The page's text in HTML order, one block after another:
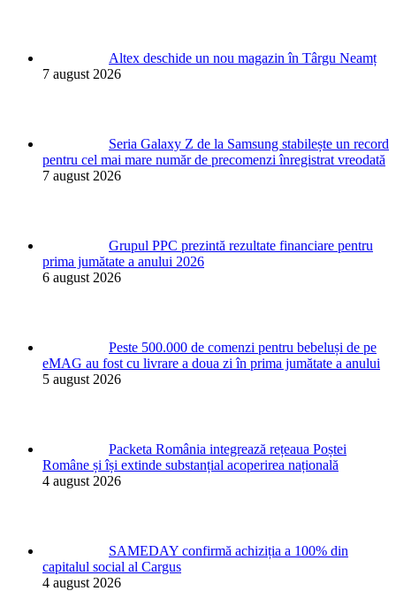
Altex deschide un nou magazin în Târgu Neamț
7 august 2026
Seria Galaxy Z de la Samsung stabilește un record
pentru cel mai mare număr de precomenzi înregistrat vreodată
7 august 2026
Grupul PPC prezintă rezultate financiare pentru
prima jumătate a anului 2026
6 august 2026
Peste 500.000 de comenzi pentru bebeluși de pe
eMAG au fost cu livrare a doua zi în prima jumătate a anului
5 august 2026
Packeta România integrează rețeaua Poștei
Române și își extinde substanțial acoperirea națională
4 august 2026
SAMEDAY confirmă achiziția a 100% din
capitalul social al Cargus
4 august 2026